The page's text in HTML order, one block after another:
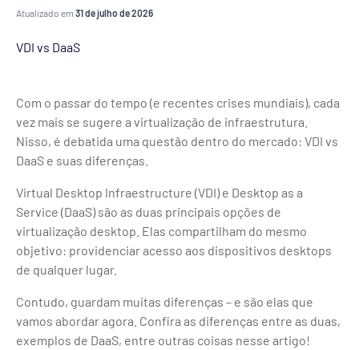
Atualizado em 31 de julho de 2026
VDI vs DaaS
Com o passar do tempo (e recentes crises mundiais), cada
vez mais se sugere a virtualização de infraestrutura.
Nisso, é debatida uma questão dentro do mercado: VDI vs
DaaS e suas diferenças.
Virtual Desktop Infraestructure (VDI) e Desktop as a
Service (DaaS) são as duas principais opções de
virtualização desktop. Elas compartilham do mesmo
objetivo: providenciar acesso aos dispositivos desktops
de qualquer lugar.
Contudo, guardam muitas diferenças – e são elas que
vamos abordar agora. Confira as diferenças entre as duas,
exemplos de DaaS, entre outras coisas nesse artigo!